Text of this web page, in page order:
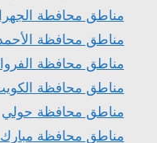
مناطق محافطة
مناطق محافظة
مناطق محافظة
مناطق محافظة
مناطق محافظة حولي
مناطق محافظة مبارك